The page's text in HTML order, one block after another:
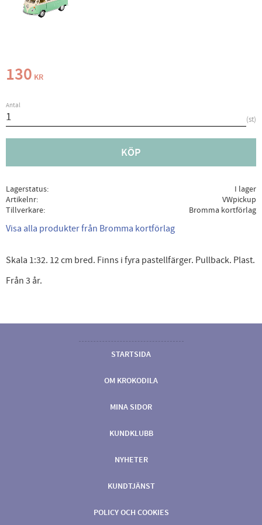
130 KR
Antal
st
KÖP
Lagerstatus
I lager
Artikelnr
VWpickup
Tillverkare
Bromma kortförlag
Visa alla produkter från Bromma kortförlag
Skala 1:32. 12 cm bred. Finns i fyra pastellfärger. Pullback. Plast.
Från 3 år.
STARTSIDA
OM KROKODILA
MINA SIDOR
KUNDKLUBB
NYHETER
KUNDTJÄNST
POLICY OCH COOKIES